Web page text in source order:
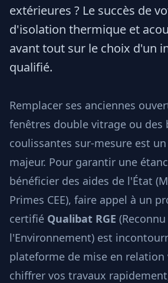
extérieures ? Le succès de
d'isolation thermique et
avant tout sur le choix d'un
qualifié.
Remplacer ses anciennes
fenêtres double vitrage ou des
coulissantes sur-mesure est
majeur. Pour garantir une
bénéficier des aides de l'État
Primes CEE), faire appel à un
certifié Qualibat RGE
l'Environnement) est
plateforme de mise en
chiffrer vos travaux